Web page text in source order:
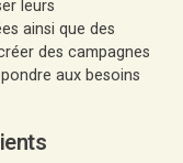
leurs
ainsi que des
des campagnes
aux besoins